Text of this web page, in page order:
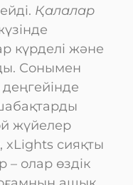
Қалалар
күрделі және
Сонымен
жүйелер
xLights сияқты
олар өздік